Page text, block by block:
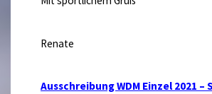
Renate
Ausschreibung WDM Einzel 2021 –